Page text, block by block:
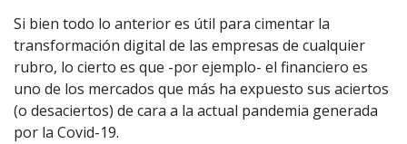
Si bien todo lo anterior es útil para cimentar la
transformación digital de las empresas de cualquier
rubro, lo cierto es que -por ejemplo- el financiero es
uno de los mercados que más ha expuesto sus aciertos
(o desaciertos) de cara a la actual pandemia generada
por la Covid-19.